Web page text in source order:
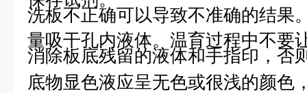
洗板不正确可以导致不准确的结果
量吸干孔内液体。温育过程中不要
消除板底残留的液体和手指印，否
底物显色液应呈无色或很浅的颜色